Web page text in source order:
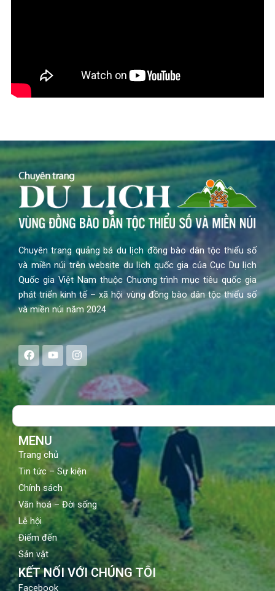
Chuyên trang quảng bá du lịch đồng bào dân tộc thiểu số
và miền núi trên website du lịch quốc gia của Cục Du lịch
Quốc gia Việt Nam thuộc Chương trình mục tiêu quốc gia
phát triển kinh tế – xã hội vùng đồng bào dân tộc thiểu số
và miền núi năm 2024
F
a
c
e
b
o
Y
o
u
t
u
b
I
n
s
a
g
Search
MENU
Trang chủ
Tin tức – Sự kiện
Chính sách
Văn hoá – Đời sống
Lễ hội
Điểm đến
Sản vật
KẾT NỐI VỚI CHÚNG TÔI
Facebook